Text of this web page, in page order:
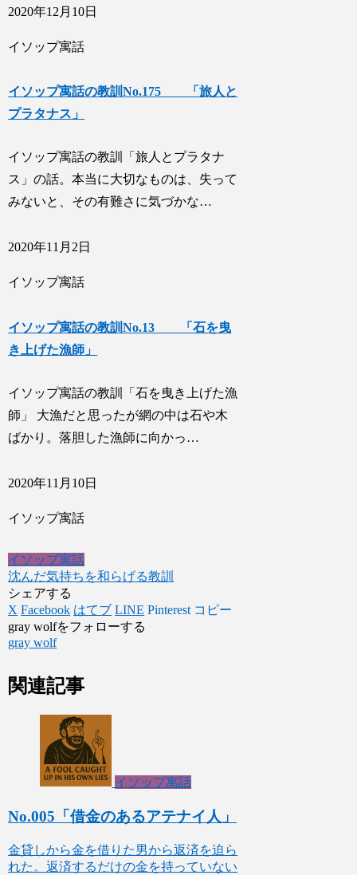
2020年12月10日
イソップ寓話
イソップ寓話の教訓No.175 「旅人と
プラタナス」
イソップ寓話の教訓「旅人とプラタナ
ス」の話。本当に大切なものは、失って
みないと、その有難さに気づかな…
2020年11月2日
イソップ寓話
イソップ寓話の教訓No.13 「石を曳
き上げた漁師」
イソップ寓話の教訓「石を曳き上げた漁
師」 大漁だと思ったが網の中は石や木
ばかり。落胆した漁師に向かっ…
2020年11月10日
イソップ寓話
イソップ寓話
沈んだ気持ちを和らげる教訓
シェアする
X Facebook はてブ LINE Pinterest コピー
gray wolfをフォローする
gray wolf
関連記事
イソップ寓話
No.005「借金のあるアテナイ人」
金貸しから金を借りた男から返済を迫ら
れた。返済するだけの金を持っていない